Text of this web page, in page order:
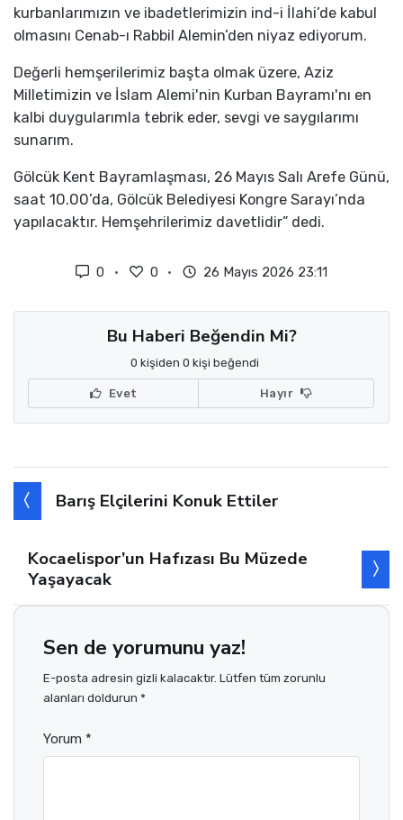
kurbanlarımızın ve ibadetlerimizin ind-i İlahi’de kabul
olmasını Cenab-ı Rabbil Alemin’den niyaz ediyorum.
Değerli hemşerilerimiz başta olmak üzere, Aziz
Milletimizin ve İslam Alemi'nin Kurban Bayramı'nı en
kalbi duygularımla tebrik eder, sevgi ve saygılarımı
sunarım.
Gölcük Kent Bayramlaşması, 26 Mayıs Salı Arefe Günü,
saat 10.00’da, Gölcük Belediyesi Kongre Sarayı’nda
yapılacaktır. Hemşehrilerimiz davetlidir” dedi.
0 0 26 Mayıs 2026 23:11
Bu Haberi Beğendin Mi?
0 kişiden 0 kişi beğendi
Evet Hayır
Barış Elçilerini Konuk Ettiler
Kocaelispor’un Hafızası Bu Müzede
Yaşayacak
Sen de yorumunu yaz!
E-posta adresin gizli kalacaktır. Lütfen tüm zorunlu
alanları doldurun *
Yorum *